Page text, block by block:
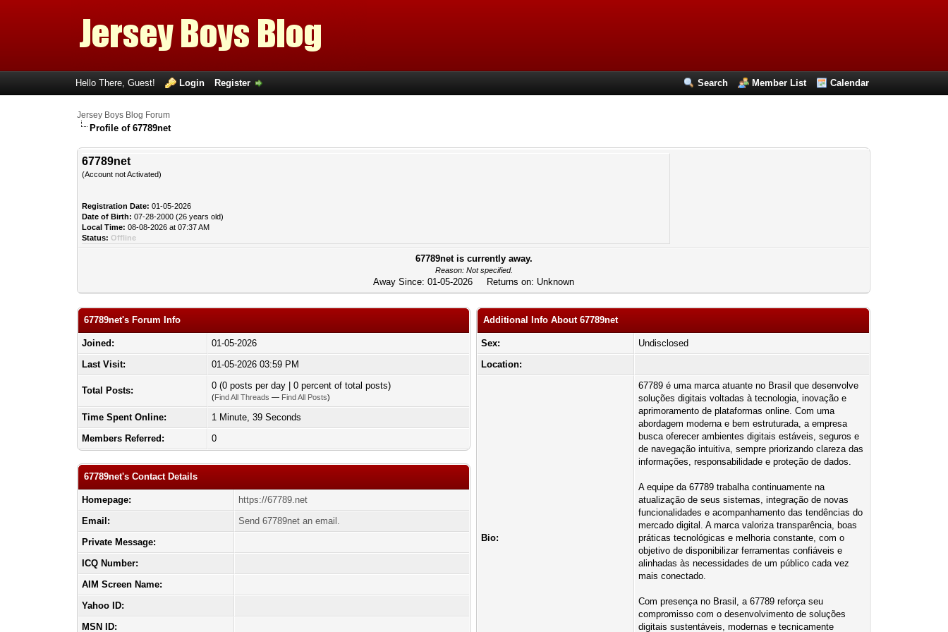
Search Member List Calendar
Hello There, Guest! Login Register
Jersey Boys Blog Forum
Profile of 67789net
67789net
(Account not Activated)
Registration Date: 01-05-2026
Date of Birth: 07-28-2000 (26 years old)
Local Time: 08-08-2026 at 07:37 AM
Status: Offline
67789net is currently away.
Reason: Not specified.
Away Since: 01-05-2026 Returns on: Unknown
67789net's Forum Info
Joined:
01-05-2026
Last Visit:
01-05-2026 03:59 PM
Total Posts: 0 (0 posts per day | 0 percent of total posts)
(Find All Threads — Find All Posts)
Time Spent Online:
1 Minute, 39 Seconds
Members Referred:
0
67789net's Contact Details
Homepage:
https://67789.net
Email:
Send 67789net an email.
Private Message:
ICQ Number:
AIM Screen Name:
Yahoo ID:
MSN ID:
Additional Info About 67789net
Sex:
Undisclosed
Location:
Bio:
67789 é uma marca atuante no Brasil que desenvolve
soluções digitais voltadas à tecnologia, inovação e
aprimoramento de plataformas online. Com uma
abordagem moderna e bem estruturada, a empresa
busca oferecer ambientes digitais estáveis, seguros e
de navegação intuitiva, sempre priorizando clareza das
informações, responsabilidade e proteção de dados.
A equipe da 67789 trabalha continuamente na
atualização de seus sistemas, integração de novas
funcionalidades e acompanhamento das tendências do
mercado digital. A marca valoriza transparência, boas
práticas tecnológicas e melhoria constante, com o
objetivo de disponibilizar ferramentas confiáveis e
alinhadas às necessidades de um público cada vez
mais conectado.
Com presença no Brasil, a 67789 reforça seu
compromisso com o desenvolvimento de soluções
digitais sustentáveis, modernas e tecnicamente